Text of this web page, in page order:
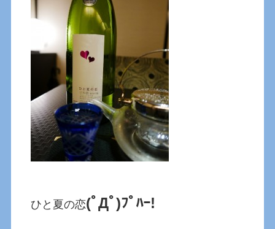
ひと夏の恋(ﾟДﾟ)ﾌﾟﾊｰ!